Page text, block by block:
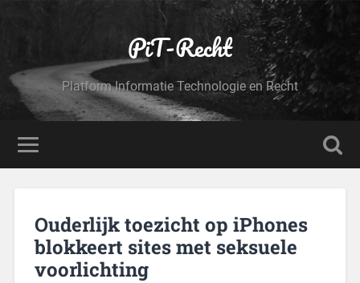
PiT-Recht
Platform Informatie Technologie en Recht
Ouderlijk toezicht op iPhones
blokkeert sites met seksuele
voorlichting